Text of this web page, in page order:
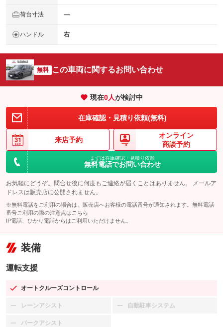
荷台寸法 ―
ハンドル 右
無料 この車両に関するお問い合わせ
現在0人が検討中
在庫確認・見積り依頼(無料)
来店予約
オンライン
商談予約
まずは在庫確認・見積り依頼
無料電話でお問い合わせ
お気軽にどうぞ。問合せ後に何度もご連絡が届くことはありません。 メールア
ドレスは販売店に公開されません。
※無料電話をご利用の場合は、販売店へお客様の電話番号が通知されます。無料電話
番号ご利用の際の注意点は こちら
IP電話、ひかり電話からはご利用いただけません。
装備
運転支援
オートクルーズコントロール
：装備あり
レーンアシスト
：装備なし 自動駐車システム
：装備なし
パークアシスト